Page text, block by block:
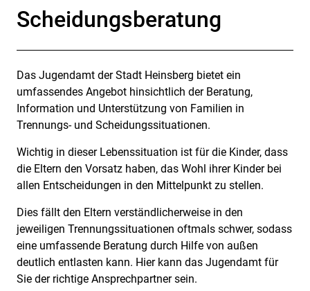
Scheidungsberatung
Beschreibung
Das Jugendamt der Stadt Heinsberg bietet ein
umfassendes Angebot hinsichtlich der Beratung,
Information und Unterstützung von Familien in
Trennungs- und Scheidungssituationen.
Wichtig in dieser Lebenssituation ist für die Kinder, dass
die Eltern den Vorsatz haben, das Wohl ihrer Kinder bei
allen Entscheidungen in den Mittelpunkt zu stellen.
Dies fällt den Eltern verständlicherweise in den
jeweiligen Trennungssituationen oftmals schwer, sodass
eine umfassende Beratung durch Hilfe von außen
deutlich entlasten kann. Hier kann das Jugendamt für
Sie der richtige Ansprechpartner sein.